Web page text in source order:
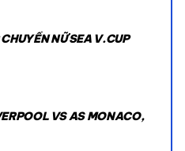
NỮ SEA V.CUP
VS AS MONACO,